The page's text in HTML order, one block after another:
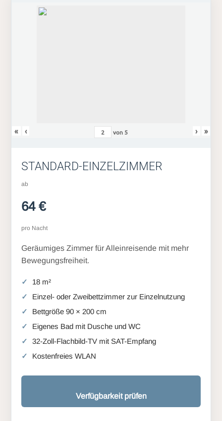
« ‹ von 5 › »
STANDARD-EINZELZIMMER
ab
64 €
pro Nacht
Geräumiges Zimmer für Alleinreisende mit mehr
Bewegungsfreiheit.
18 m²
Einzel- oder Zweibettzimmer zur Einzelnutzung
Bettgröße 90 × 200 cm
Eigenes Bad mit Dusche und WC
32-Zoll-Flachbild-TV mit SAT-Empfang
Kostenfreies WLAN
Verfügbarkeit prüfen